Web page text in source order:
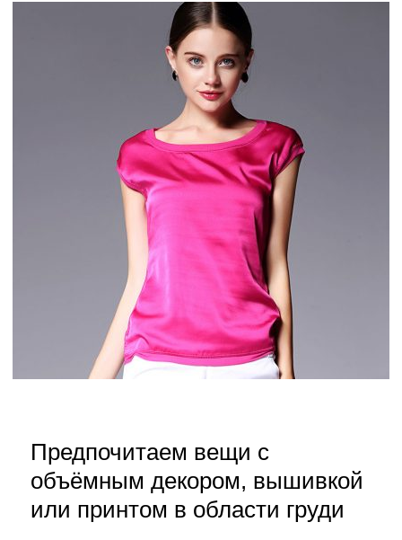
Предпочитаем вещи с
объёмным декором, вышивкой
или принтом в области груди